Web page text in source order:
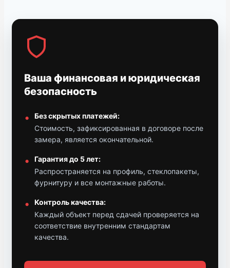
Ваша финансовая и юридическая
безопасность
Без скрытых платежей:
Стоимость, зафиксированная в договоре после
замера, является окончательной.
Гарантия до 5 лет:
Распространяется на профиль, стеклопакеты,
фурнитуру и все монтажные работы.
Контроль качества:
Каждый объект перед сдачей проверяется на
соответствие внутренним стандартам
качества.